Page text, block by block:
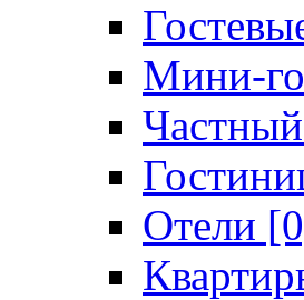
Мини-
Отели